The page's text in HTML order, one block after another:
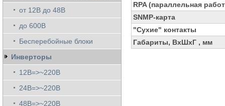
RPA (параллельная
SNMP-карта
"Сухие" контакты
Габариты, ВхШхГ , мм
от 12В до 48В
до 600В
Бесперебойные блоки
Инверторы
12В=>~220В
24В=>~220В
48В=>~220В